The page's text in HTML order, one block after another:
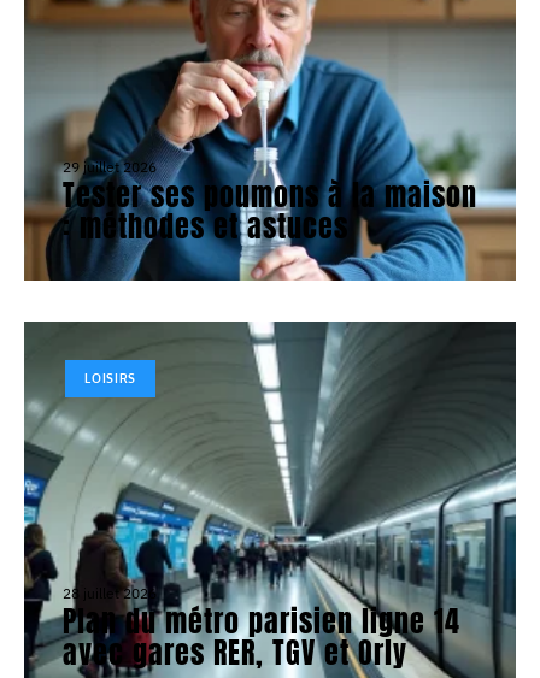
29 juillet 2026
Tester ses poumons à la maison
: méthodes et astuces
LOISIRS
28 juillet 2026
Plan du métro parisien ligne 14
avec gares RER, TGV et Orly